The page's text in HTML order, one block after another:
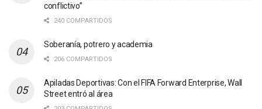
conflictivo”
240 COMPARTIDOS
Soberanía, potrero y academia
206 COMPARTIDOS
Apiladas Deportivas: Con el FIFA Forward Enterprise, Wall
Street entró al área